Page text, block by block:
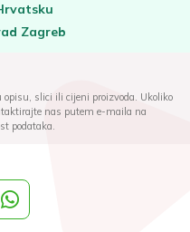
Zagreb
slici ili cijeni proizvoda. Ukoliko
nas putem e-maila na
podataka.